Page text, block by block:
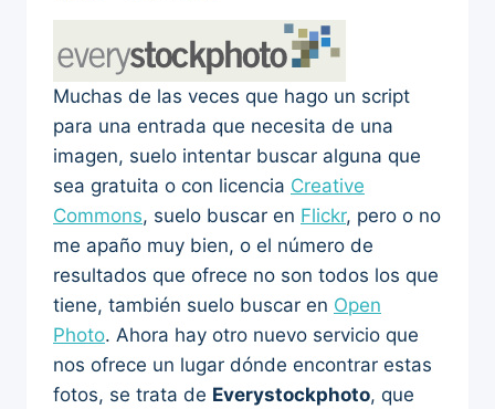
Muchas de las veces que hago un script
para una entrada que necesita de una
imagen, suelo intentar buscar alguna que
sea gratuita o con licencia Creative
Commons, suelo buscar en Flickr, pero o no
me apaño muy bien, o el número de
resultados que ofrece no son todos los que
tiene, también suelo buscar en Open
Photo. Ahora hay otro nuevo servicio que
nos ofrece un lugar dónde encontrar estas
fotos, se trata de Everystockphoto, que